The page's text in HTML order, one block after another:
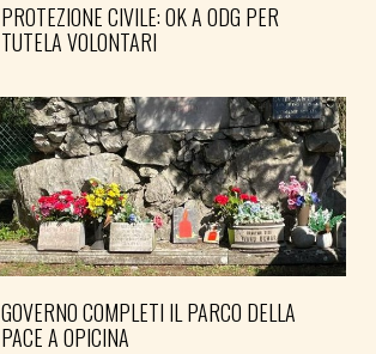
PROTEZIONE CIVILE: OK A ODG PER
TUTELA VOLONTARI
GOVERNO COMPLETI IL PARCO DELLA
PACE A OPICINA